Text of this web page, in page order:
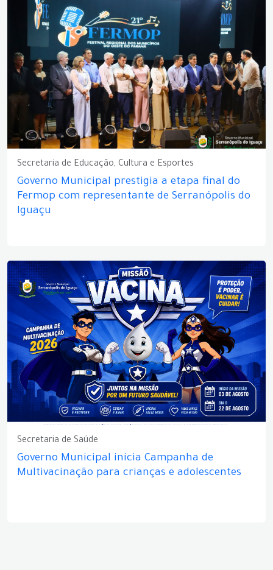
Secretaria de Educação, Cultura e Esportes
Governo Municipal prestigia a etapa final do
Fermop com representante de Serranópolis do
Iguaçu
Secretaria de Saúde
Governo Municipal inicia Campanha de
Multivacinação para crianças e adolescentes